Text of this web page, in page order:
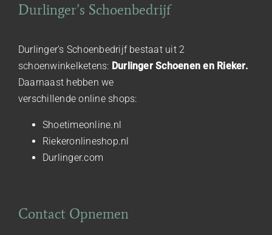
Durlinger’s Schoenbedrijf
Durlinger’s Schoenbedrijf bestaat uit 2
schoenwinkelketens: Durlinger Schoenen en Rieker.
Daarnaast hebben we
verschillende online shops:
Shoetimeonline.nl
Riekeronlineshop.nl
Durlinger.com
Contact Opnemen